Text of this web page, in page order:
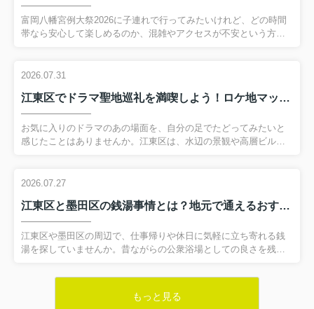
富岡八幡宮例大祭2026に子連れで行ってみたいけれど、どの時間
帯なら安心して楽しめるのか、混雑やアクセスが不安という方は
を知っておくことで、疲れすぎないお祭り体験につながります。
つつ、未就学児や小学生と一緒でも比較的動きやすい時間帯や、
モデル滞在プランをわかりやすく解説します。さらに、当日のア
クセス方法や混雑を避けるコツ、雨天時の確認方法までまとめて
いますので、読み進めながらご家族に合った過ごし方をイメージ
2026.07.31
江東区でドラマ聖地巡礼を満喫しよう！ロケ地マップで街歩きと暮らしの魅力を発見
お気に入りのドラマのあの場面を、自分の足でたどってみたいと
感じたことはありませんか。江東区は、水辺の景観や高層ビル、
地マップを片手に歩くだけで、物語の世界と現実の暮らしが自然
東区でドラマ聖地巡礼を楽しみたい方に向けて、主要エリア別の
ロケ地の楽しみ方や、巡るときのマナー、さらに街の暮らしぶり
を感じる視点まで、分かりやすくご紹介します。週末のちょっと
したお出かけから住まい探しの下見を兼ねた散策まで、ぜひ新た
2026.07.27
江東区と墨田区の銭湯事情とは？地元で通えるおすすめスポットを紹介
江東区や墨田区の周辺で、仕事帰りや休日に気軽に立ち寄れる銭
湯を探していませんか。昔ながらの公衆浴場としての良さを残し
ためて注目されています。しかし、初めて利用する方にとって
ど、意外と分からないことも多いものです。そこで今回は、江東
もっと見る